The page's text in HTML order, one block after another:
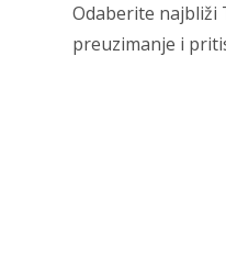
Odaberite najbliži
preuzimanje i